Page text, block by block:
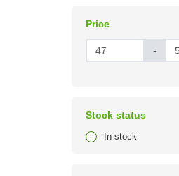
Price
-
Stock status
In stock